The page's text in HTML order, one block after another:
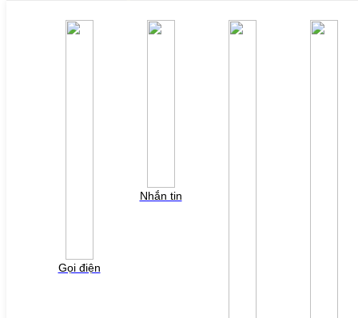
Phụ kiện PLC SH300/SH500
Phụ kiện biến tần Yaskawa
Gọi điện
Nhắn tin